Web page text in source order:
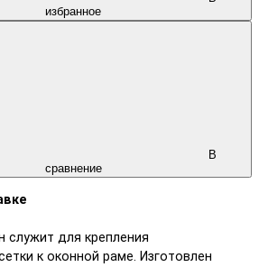
избранное
В
сравнение
служит для крепления
к оконной раме. Изготовлен